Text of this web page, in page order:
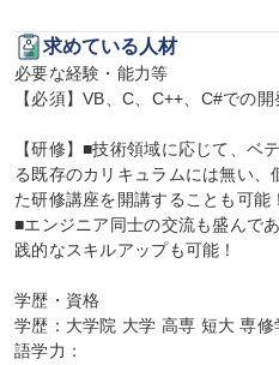
求めている人材
必要な経験・能力等
【必須】VB、C、C++、C#での
【研修】■技術領域に応じて、ベ
る既存のカリキュラムには無い、
た研修講座を開講することも可能！
■エンジニア同士の交流も盛んで
践的なスキルアップも可能！
学歴・資格
学歴：大学院 大学 高専 短大 専修
語学力：